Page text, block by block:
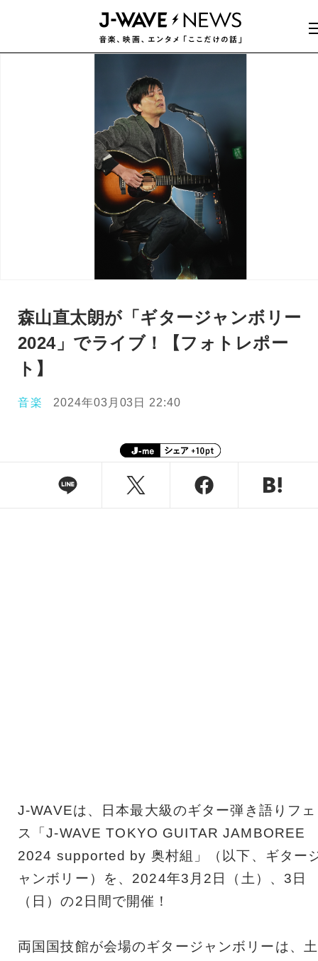
森山直太朗が「ギタージャンボリー
2024」でライブ！【フォトレポー
ト】
音楽 2024年03月03日 22:40
J-WAVEは、日本最大級のギター弾き語りフェ
ス「J-WAVE TOKYO GUITAR JAMBOREE
2024 supported by 奥村組」（以下、ギター
ャンボリー）を、2024年3月2日（土）、3日
（日）の2日間で開催！
両国国技館が会場のギタージャンボリーは、土